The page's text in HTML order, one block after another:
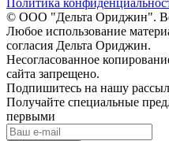
© ООО "Дельта Ориджин".
Любое использование
согласия Дельта Ориджин.
Несогласованное
сайта запрещено.
Подпишитесь на нашу
Получайте специальные
первыми